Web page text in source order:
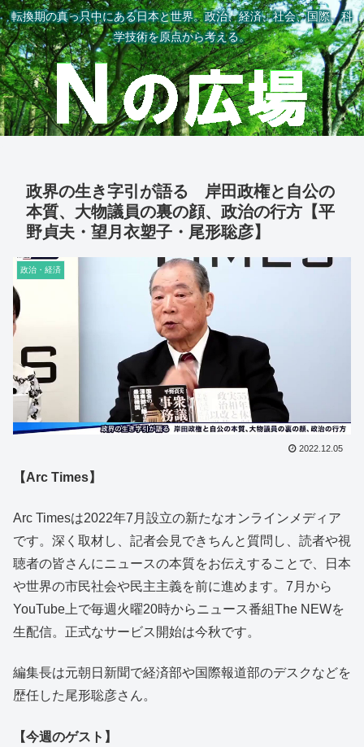
転換期の真っ只中にある日本と世界。政治、経済、社会、国際、科
学技術を原点から考える。
政界の生き字引が語る 岸田政権と自公の
本質、大物議員の裏の顔、政治の行方【平
野貞夫・望月衣塑子・尾形聡彦】
政治・経済
2022.12.05
【Arc Times】
Arc Timesは2022年7月設立の新たなオンラインメディア
です。深く取材し、記者会見できちんと質問し、読者や視
聴者の皆さんにニュースの本質をお伝えすることで、日本
や世界の市民社会や民主主義を前に進めます。7月から
YouTube上で毎週火曜20時からニュース番組The NEWを
生配信。正式なサービス開始は今秋です。
編集長は元朝日新聞で経済部や国際報道部のデスクなどを
歴任した尾形聡彦さん。
【今週のゲスト】